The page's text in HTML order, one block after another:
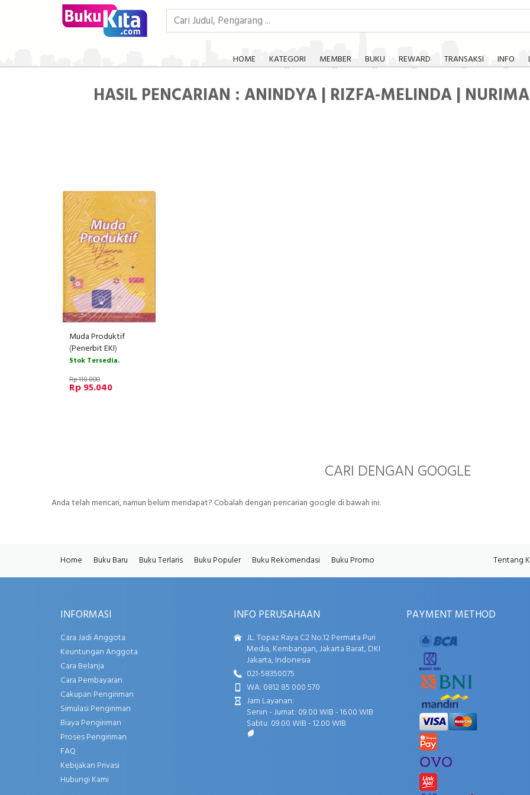
HOME KATEGORI MEMBER BUKU REWARD TRANSAKSI INFO
HASIL PENCARIAN : ANINDYA | RIZFA-MELINDA |
Muda Produktif
(Penerbit EKI)
Stok Tersedia.
Rp 118.800
Rp 95.040
CARI DENGAN GOOGLE
Anda telah mencari, namun belum mendapat? Cobalah dengan pencarian google di bawah ini:
Home Buku Baru Buku Terlaris Buku Populer Buku Rekomendasi Buku Promo Tentang
INFORMASI
Cara Jadi Anggota
Keuntungan Anggota
Cara Belanja
Cara Pembayaran
Cakupan Pengiriman
Simulasi Pengiriman
Biaya Pengiriman
Proses Pengiriman
FAQ
Kebijakan Privasi
Hubungi Kami
INFO PERUSAHAAN
JL. Topaz Raya C2 No.12 Permata Puri
Media, Kembangan, Jakarta Barat, DKI
Jakarta, Indonesia
021-58350075
WA: 0812 85 000 570
Jam Layanan:
Senin - Jumat: 09.00 WIB - 16.00 WIB
Sabtu: 09.00 WIB - 12.00 WIB
PAYMENT METHOD